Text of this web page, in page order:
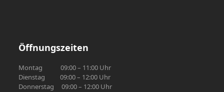
Öffnungszeiten
Montag 09:00 – 11:00 Uhr
Dienstag 09:00 – 12:00 Uhr
Donnerstag 09:00 – 12:00 Uhr